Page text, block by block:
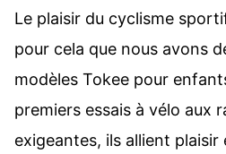
Le plaisir du cyclisme
pour cela que nous avons
modèles Tokee pour
premiers essais à vélo aux
exigeantes, ils allient